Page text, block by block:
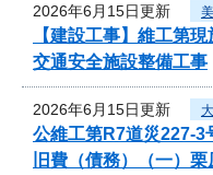
2026年6月15日更新
【建設工事】維工第
交通安全施設整備工事
2026年6月15日更新
公維工第R7道災227-
旧費（債務）（一）